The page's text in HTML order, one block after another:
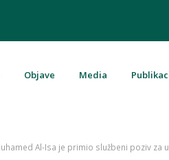
Objave Media
Al-Isa je primio službeni poziv